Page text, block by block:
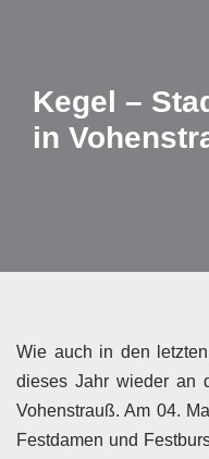
Inhalt
springen
Kegel –
in
Wie auch in den
dieses Jahr wieder an
Vohenstrauß. Am 04.
Festdamen und